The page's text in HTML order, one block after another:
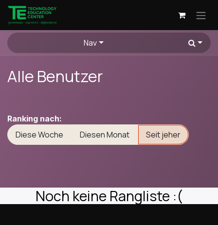
Zum Inhalt springen
Nav
Alle Benutzer
Ranking nach:
Diese Woche Diesen Monat Seit jeher
Noch keine Rangliste :(